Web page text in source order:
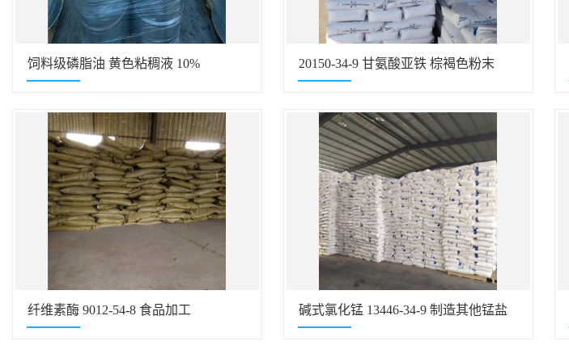
饲料级磷脂油 黄色粘稠液 10%
20150-34-9 甘氨酸亚铁 棕褐色粉末
纤维素酶 9012-54-8 食品加工
碱式氯化锰 13446-34-9 制造其他锰盐